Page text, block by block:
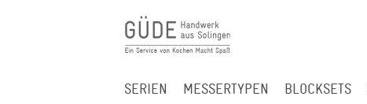
SERIEN MESSERTYPEN BLOCKSETS